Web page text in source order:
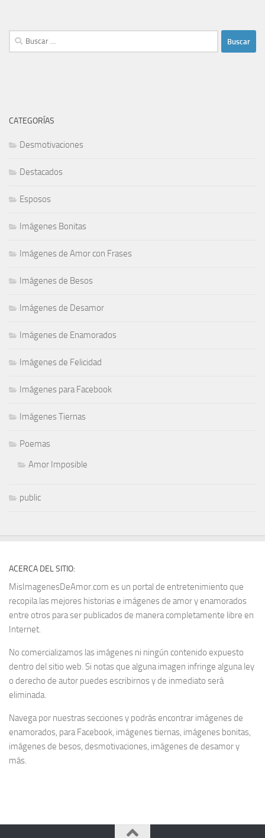
Buscar:
CATEGORÍAS
Desmotivaciones
Destacados
Esposos
Imágenes Bonitas
Imágenes de Amor con Frases
Imágenes de Besos
Imágenes de Desamor
Imágenes de Enamorados
Imágenes de Felicidad
Imágenes para Facebook
Imágenes Tiernas
Poemas
Amor Imposible
public
ACERCA DEL SITIO:
MisImagenesDeAmor.com es un portal de entretenimiento que
recopila las mejores historias e imágenes de amor y enamorados
entre otros para ser publicados de manera completamente libre en
Internet.
No comercializamos las imágenes ni ningún contenido expuesto
dentro del sitio web. Si notas que alguna imagen infringe alguna ley
o derecho de autor puedes escribirnos y de inmediato será
eliminada.
Navega por nuestras secciones y podrás encontrar imágenes de
enamorados, para Facebook, imágenes tiernas, imágenes bonitas,
imágenes de besos, desmotivaciones, imágenes de desamor y
más.